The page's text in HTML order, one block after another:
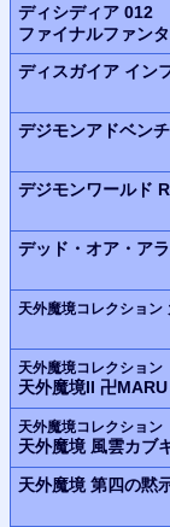
ディシディア 012
ファイナルファン
ディスガイア イン
デジモンアドベン
デジモンワールド
デッド・オア・ア
天外魔境コレクション
天外魔境コレクション
天外魔境II 卍MARU
天外魔境コレクション
天外魔境 風雲カブ
天外魔境 第四の黙